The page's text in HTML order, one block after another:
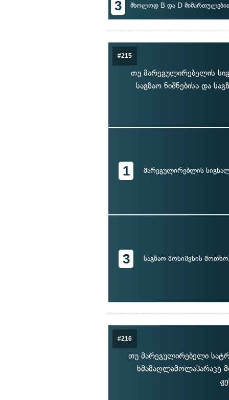
3 მხოლოდ B და D
#215
თუ მარეგულირებელის
საგზაო ნიშნებისა და
1 მარეგულირებლის
3 საგზაო მონიშვნის
#216
თუ მარეგულირებელი
ხმამაღლამოლაპარაკე